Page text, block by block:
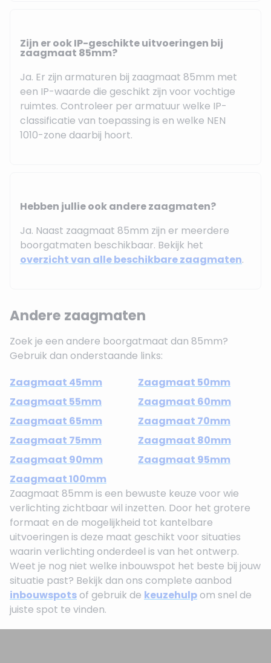
Zijn er ook IP-geschikte uitvoeringen bij
zaagmaat 85mm?
Ja. Er zijn armaturen bij zaagmaat 85mm met
een IP-waarde die geschikt zijn voor vochtige
ruimtes. Controleer per armatuur welke IP-
classificatie van toepassing is en welke NEN
1010-zone daarbij hoort.
Hebben jullie ook andere zaagmaten?
Ja. Naast zaagmaat 85mm zijn er meerdere
boorgatmaten beschikbaar. Bekijk het
overzicht van alle beschikbare zaagmaten.
Andere zaagmaten
Zoek je een andere boorgatmaat dan 85mm?
Gebruik dan onderstaande links:
Zaagmaat 45mm
Zaagmaat 50mm
Zaagmaat 55mm
Zaagmaat 60mm
Zaagmaat 65mm
Zaagmaat 70mm
Zaagmaat 75mm
Zaagmaat 80mm
Zaagmaat 90mm
Zaagmaat 95mm
Zaagmaat 100mm
Zaagmaat 85mm is een bewuste keuze voor wie
verlichting zichtbaar wil inzetten. Door het grotere
formaat en de mogelijkheid tot kantelbare
uitvoeringen is deze maat geschikt voor situaties
waarin verlichting onderdeel is van het ontwerp.
Weet je nog niet welke inbouwspot het beste bij jouw
situatie past? Bekijk dan ons complete aanbod
inbouwspotsof gebruik de keuzehulpom snel de
juiste spot te vinden.